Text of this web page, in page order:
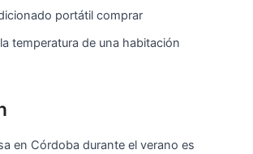
portátil comprar
temperatura de una habitación
en Córdoba durante el verano es